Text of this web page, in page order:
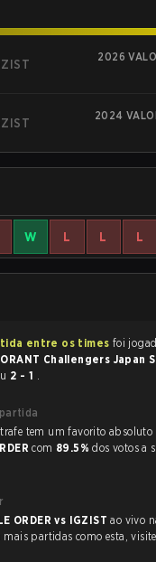
2026
2024
W L L L
entre os times
Challengers Japan
2 - 1 .
preveem a vitória
com 89.5%dos votos a
ORDER vs IGZISTao vivo
mais partidas como esta,